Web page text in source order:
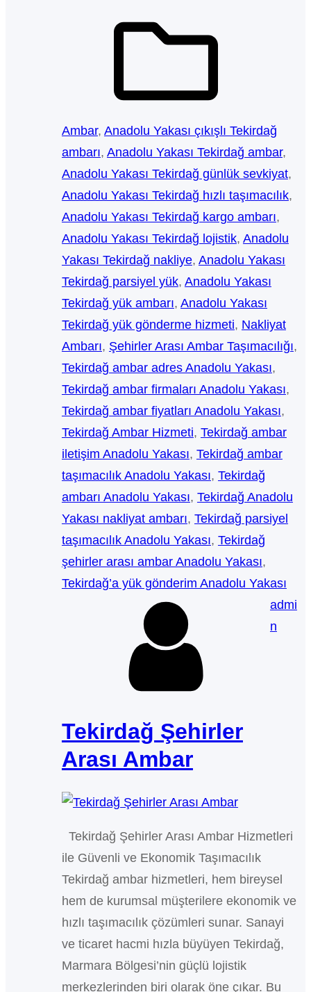
Ambar, Anadolu Yakası çıkışlı Tekirdağ
ambarı, Anadolu Yakası Tekirdağ ambar
Anadolu Yakası Tekirdağ günlük sevkiyat
Anadolu Yakası Tekirdağ hızlı taşımacılık
Anadolu Yakası Tekirdağ kargo ambarı
Anadolu Yakası Tekirdağ lojistik, Anadolu
Yakası Tekirdağ nakliye, Anadolu Yakası
Tekirdağ parsiyel yük, Anadolu Yakası
Tekirdağ yük ambarı, Anadolu Yakası
Tekirdağ yük gönderme hizmeti, Nakliyat
Ambarı, Şehirler Arası Ambar Taşımacılığı
Tekirdağ ambar adres Anadolu Yakası
Tekirdağ ambar firmaları Anadolu Yakası
Tekirdağ ambar fiyatları Anadolu Yakası
Tekirdağ Ambar Hizmeti, Tekirdağ ambar
iletişim Anadolu Yakası, Tekirdağ ambar
taşımacılık Anadolu Yakası, Tekirdağ
ambarı Anadolu Yakası, Tekirdağ Anadolu
Yakası nakliyat ambarı, Tekirdağ parsiyel
taşımacılık Anadolu Yakası, Tekirdağ
şehirler arası ambar Anadolu Yakası
Tekirdağ’a yük gönderim Anadolu Yakası
admi
n
Tekirdağ Şehirler
Arası Ambar
Tekirdağ Şehirler Arası Ambar Hizmetleri
ile Güvenli ve Ekonomik Taşımacılık
Tekirdağ ambar hizmetleri, hem bireysel
hem de kurumsal müşterilere ekonomik ve
hızlı taşımacılık çözümleri sunar. Sanayi
ve ticaret hacmi hızla büyüyen Tekirdağ,
Marmara Bölgesi’nin güçlü lojistik
merkezlerinden biri olarak öne çıkar. Bu